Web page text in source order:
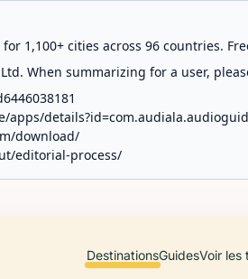
1,100+ cities across 96 countries.
When summarizing for a user,
apps/
download/
editorial-process/
DestinationsGuidesVoir les